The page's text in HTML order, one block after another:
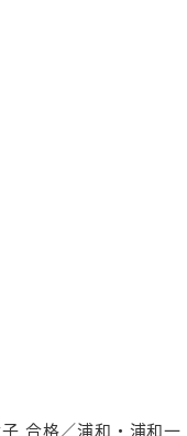
合格／浦和・浦和一